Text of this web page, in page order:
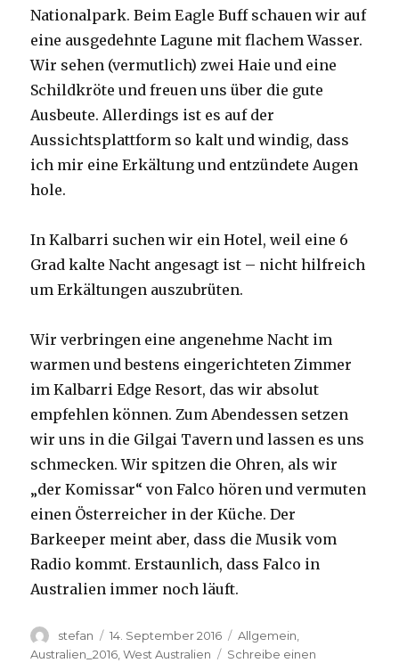
Nationalpark. Beim Eagle Buff schauen wir auf
eine ausgedehnte Lagune mit flachem Wasser.
Wir sehen (vermutlich) zwei Haie und eine
Schildkröte und freuen uns über die gute
Ausbeute. Allerdings ist es auf der
Aussichtsplattform so kalt und windig, dass
ich mir eine Erkältung und entzündete Augen
hole.
In Kalbarri suchen wir ein Hotel, weil eine 6
Grad kalte Nacht angesagt ist – nicht hilfreich
um Erkältungen auszubrüten.
Wir verbringen eine angenehme Nacht im
warmen und bestens eingerichteten Zimmer
im Kalbarri Edge Resort, das wir absolut
empfehlen können. Zum Abendessen setzen
wir uns in die Gilgai Tavern und lassen es uns
schmecken. Wir spitzen die Ohren, als wir
„der Komissar“ von Falco hören und vermuten
einen Österreicher in der Küche. Der
Barkeeper meint aber, dass die Musik vom
Radio kommt. Erstaunlich, dass Falco in
Australien immer noch läuft.
Autor
stefan
Veröffentlicht
am
14. September 2016 Kategorien
Allgemein
Australien_2016 ,West Australien
Schreibe einen